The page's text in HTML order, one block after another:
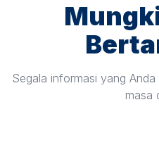
Segala informasi yang
masa